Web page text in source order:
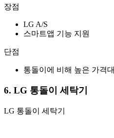
장점
LG A/S
스마트앱 기능 지원
단점
통돌이에 비해 높은 가격대
6. LG 통돌이 세탁기
LG 통돌이 세탁기